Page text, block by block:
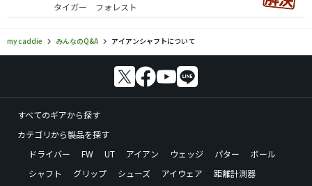
タイガー フォレスト
my caddie みんなのQ&A アイアンシャフトについて
すべてのギアから探す
カテゴリから製品を探す
ドライバー
FW UT アイアン ウェッジ パター
ボール
シャフト
グリップ シューズ アイウェア
距離計測器